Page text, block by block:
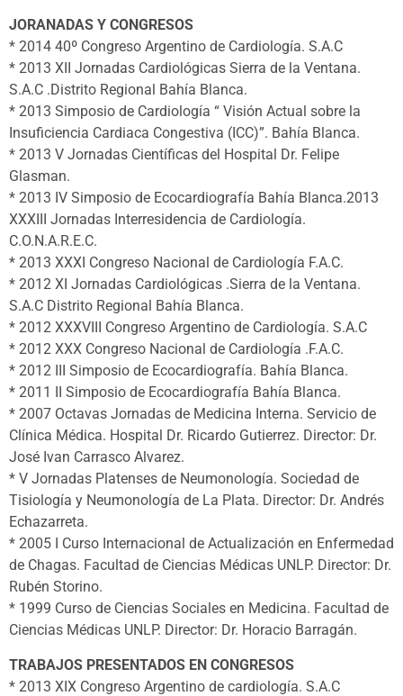
JORANADAS Y CONGRESOS
* 2014 40º Congreso Argentino de Cardiología. S.A.C
* 2013 XII Jornadas Cardiológicas Sierra de la Ventana.
S.A.C .Distrito Regional Bahía Blanca.
* 2013 Simposio de Cardiología “ Visión Actual sobre la
Insuficiencia Cardiaca Congestiva (ICC)”. Bahía Blanca.
* 2013 V Jornadas Científicas del Hospital Dr. Felipe
Glasman.
* 2013 IV Simposio de Ecocardiografía Bahía Blanca.2013
XXXIII Jornadas Interresidencia de Cardiología.
C.O.N.A.R.E.C.
* 2013 XXXI Congreso Nacional de Cardiología F.A.C.
* 2012 XI Jornadas Cardiológicas .Sierra de la Ventana.
S.A.C Distrito Regional Bahía Blanca.
* 2012 XXXVIII Congreso Argentino de Cardiología. S.A.C
* 2012 XXX Congreso Nacional de Cardiología .F.A.C.
* 2012 III Simposio de Ecocardiografía. Bahía Blanca.
* 2011 II Simposio de Ecocardiografía Bahía Blanca.
* 2007 Octavas Jornadas de Medicina Interna. Servicio de
Clínica Médica. Hospital Dr. Ricardo Gutierrez. Director: Dr.
José Ivan Carrasco Alvarez.
* V Jornadas Platenses de Neumonología. Sociedad de
Tisiología y Neumonología de La Plata. Director: Dr. Andrés
Echazarreta.
* 2005 I Curso Internacional de Actualización en Enfermedad
de Chagas. Facultad de Ciencias Médicas UNLP. Director: Dr.
Rubén Storino.
* 1999 Curso de Ciencias Sociales en Medicina. Facultad de
Ciencias Médicas UNLP. Director: Dr. Horacio Barragán.
TRABAJOS PRESENTADOS EN CONGRESOS
* 2013 XIX Congreso Argentino de cardiología. S.A.C